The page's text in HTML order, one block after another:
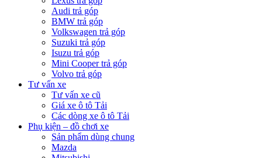
Audi trả góp
BMW trả góp
Volkswagen trả góp
Suzuki trả góp
Isuzu trả góp
Mini Cooper trả góp
Volvo trả góp
Tư vấn xe
Tư vấn xe cũ
Giá xe ô tô Tải
Các dòng xe ô tô Tải
Phụ kiện – đồ chơi xe
Sản phẩm dùng chung
Mazda